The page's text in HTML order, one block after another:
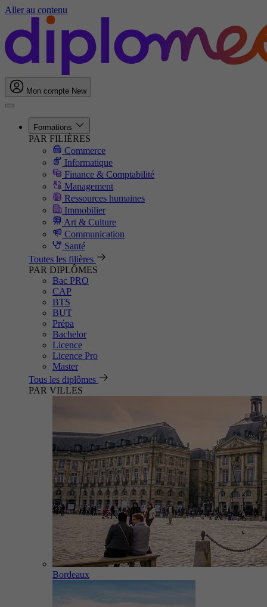
Aller au contenu
Mon compte New
Formations
PAR FILIÈRES
Commerce
Informatique
Finance & Comptabilité
Management
Ressources humaines
Immobilier
Art & Culture
Communication
Santé
Toutes les filières
PAR DIPLÔMES
Bac PRO
CAP
BTS
BUT
Prépa
Bachelor
Licence
Licence Pro
Master
Tous les diplômes
PAR VILLES
Bordeaux